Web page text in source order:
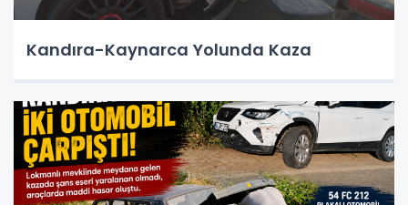
Kandıra-Kaynarca Yolunda Kaza